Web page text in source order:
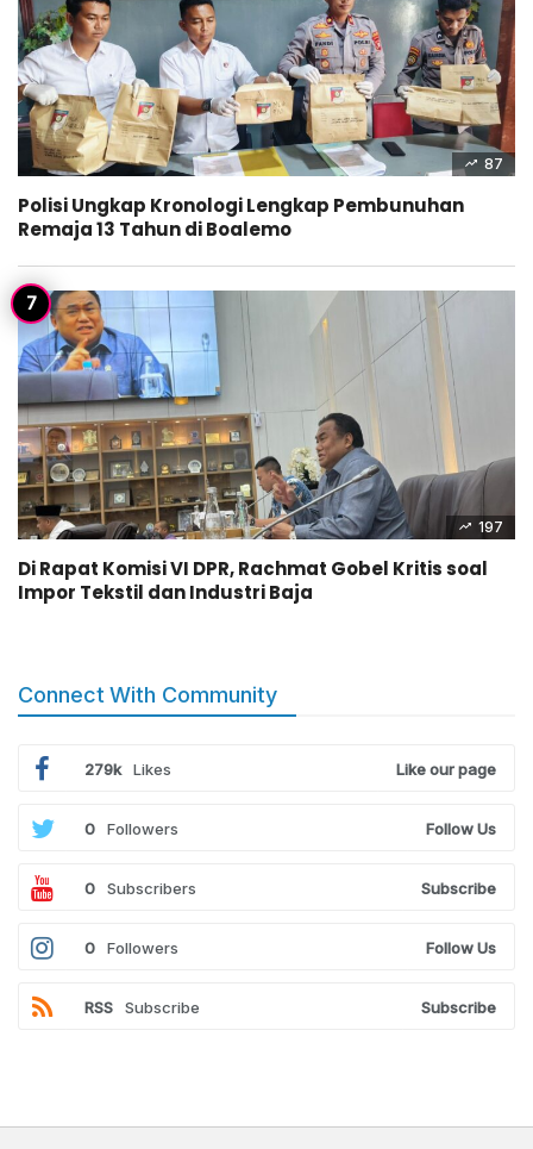
87
Polisi Ungkap Kronologi Lengkap Pembunuhan
Remaja 13 Tahun di Boalemo
197
Di Rapat Komisi VI DPR, Rachmat Gobel Kritis soal
Impor Tekstil dan Industri Baja
Connect With Community
279k Likes Like our page
0 Followers Follow Us
0 Subscribers Subscribe
0 Followers Follow Us
RSS Subscribe Subscribe